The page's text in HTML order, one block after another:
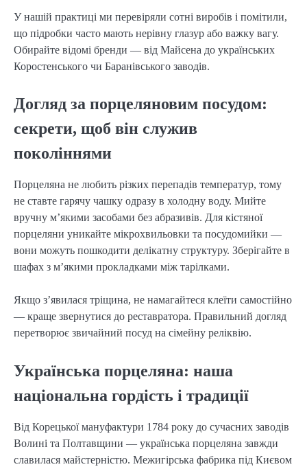
У нашій практиці ми перевіряли сотні виробів і помітили,
що підробки часто мають нерівну глазур або важку вагу.
Обирайте відомі бренди — від Майсена до українських
Коростенського чи Баранівського заводів.
Догляд за порцеляновим посудом:
секрети, щоб він служив
поколіннями
Порцеляна не любить різких перепадів температур, тому
не ставте гарячу чашку одразу в холодну воду. Мийте
вручну м’якими засобами без абразивів. Для кістяної
порцеляни уникайте мікрохвильовки та посудомийки —
вони можуть пошкодити делікатну структуру. Зберігайте в
шафах з м’якими прокладками між тарілками.
Якщо з’явилася тріщина, не намагайтеся клеїти самостійно
— краще звернутися до реставратора. Правильний догляд
перетворює звичайний посуд на сімейну реліквію.
Українська порцеляна: наша
національна гордість і традиції
Від Корецької мануфактури 1784 року до сучасних заводів
Волині та Полтавщини — українська порцеляна завжди
славилася майстерністю. Межигірська фабрика під Києвом